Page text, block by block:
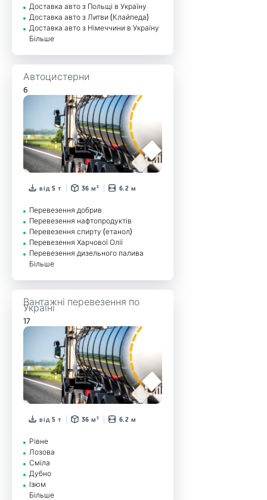
Доставка авто з Польщі в Україну
Доставка авто з Литви (Клайпеда)
Доставка авто з Німеччини в Україну
Більше
Автоцистерни
6
від 5 т 36 м³ 6.2 м
Перевезення добрив
Перевезення нафтопродуктів
Перевезення спирту (етанол)
Перевезення Харчової Олії
Перевезення дизельного палива
Більше
Вантажні перевезення по
Україні
17
від 5 т 36 м³ 6.2 м
Рівне
Лозова
Сміла
Дубно
Ізюм
Більше